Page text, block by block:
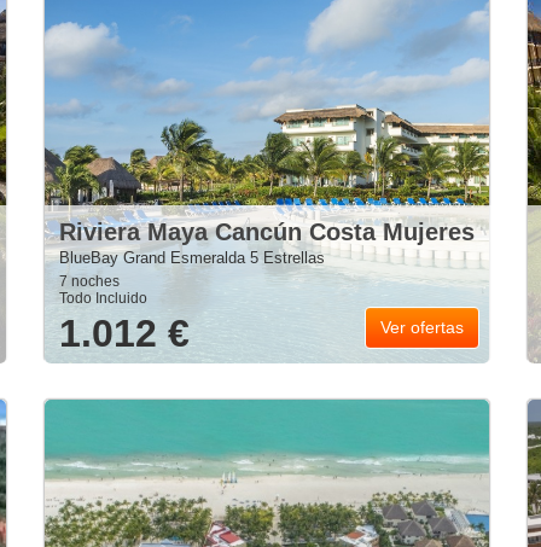
Riviera Maya Cancún Costa Mujeres
BlueBay Grand Esmeralda 5 Estrellas
7 noches
Todo Incluido
1.012 € Ver ofertas